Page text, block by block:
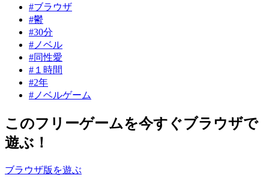
#ブラウザ
#鬱
#30分
#ノベル
#同性愛
#１時間
#2年
#ノベルゲーム
このフリーゲームを今すぐブラウザで
遊ぶ！
ブラウザ版を遊ぶ